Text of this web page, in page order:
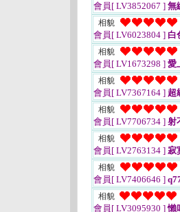
會員[ LV3852067 ] 無
相貌
會員[ LV6023804 ] 白
相貌
會員[ LV1673298 ] 愛
相貌
會員[ LV7367164 ] 超
相貌
會員[ LV7706734 ] 射
相貌
會員[ LV2763134 ] 寂
相貌
會員[ LV7406646 ]
相貌
會員[ LV3095930 ]懶